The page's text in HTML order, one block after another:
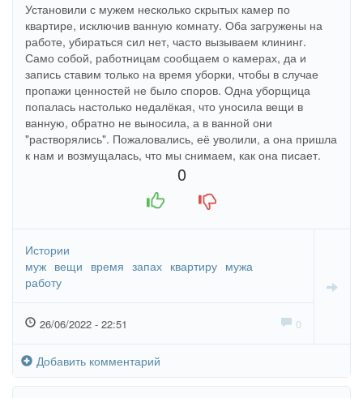
Установили с мужем несколько скрытых камер по
квартире, исключив ванную комнату. Оба загружены на
работе, убираться сил нет, часто вызываем клининг.
Само собой, работницам сообщаем о камерах, да и
запись ставим только на время уборки, чтобы в случае
пропажи ценностей не было споров. Одна уборщица
попалась настолько недалёкая, что уносила вещи в
ванную, обратно не выносила, а в ванной они
"растворялись". Пожаловались, её уволили, а она пришла
к нам и возмущалась, что мы снимаем, как она писает.
0
Истории
муж вещи время запах квартиру мужа
работу
26/06/2022 - 22:51 0
Добавить комментарий